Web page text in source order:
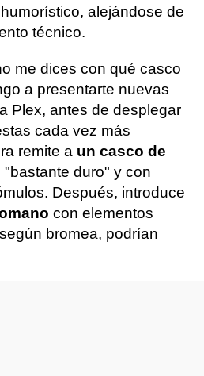
alejándose de
técnico.
me dices con qué casco
a presentarte nuevas
Plex, antes de desplegar
cada vez más
remite a un casco de
"bastante duro" y con
Después, introduce
con elementos
bromea, podrían